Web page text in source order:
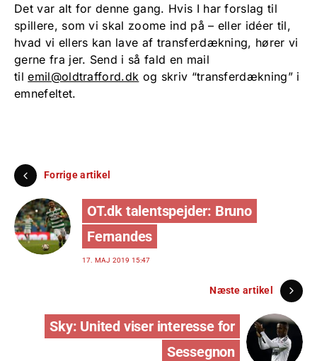
Det var alt for denne gang. Hvis I har forslag til
spillere, som vi skal zoome ind på – eller idéer til,
hvad vi ellers kan lave af transferdækning, hører vi
gerne fra jer. Send i så fald en mail
tilemil@oldtrafford.dk og skriv “transferdækning” i
emnefeltet.
Forrige artikel
OT.dk talentspejder: Bruno
Fernandes
17. MAJ 2019 15:47
Næste artikel
Sky: United viser interesse for
Sessegnon